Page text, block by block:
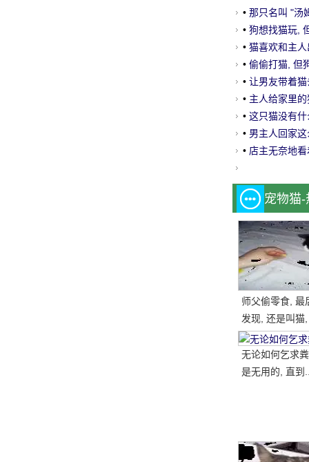
• 那只名叫 "汤
• 狗想找猫玩,
看了都怕.....。
• 猫喜欢和主
• 偷偷打猫, 但
• 让男友带着
朋友: 你的心真
• 主人给家里
要跪着奴役.....
• 这只猫没有
3遍, 甚至..。
• 男主人回家
让人发笑.....。
• 店主无奈地
宠物猫
师父偷零食, 最
发现, 还是叫猫
一块, 结果.....。
无论如何乞求
是无用的, 直到